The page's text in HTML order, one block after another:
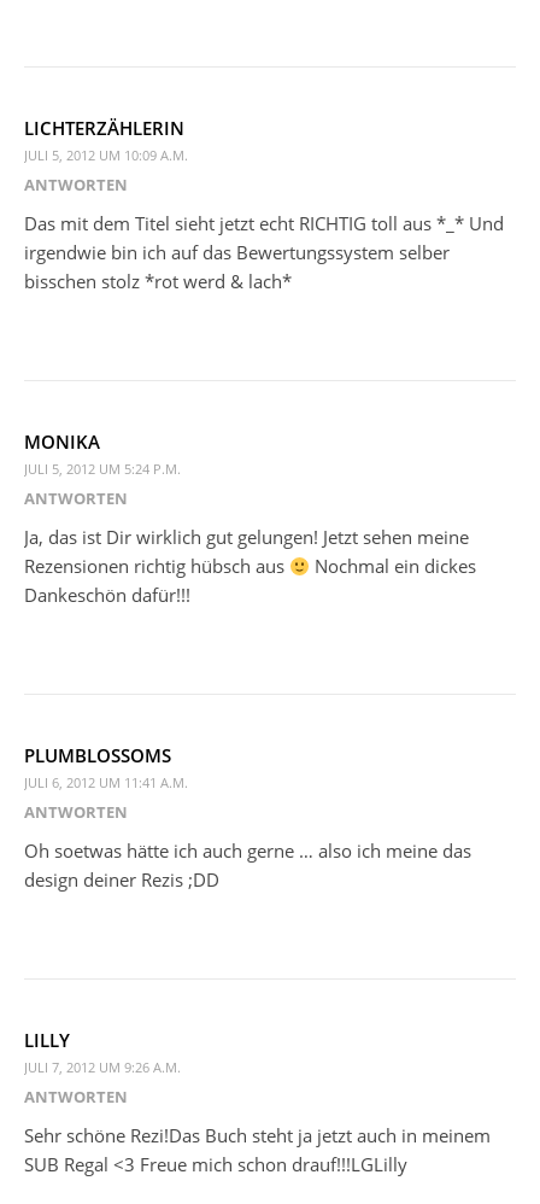
LICHTERZÄHLERIN
JULI 5, 2012 UM 10:09 A.M.
ANTWORTEN
Das mit dem Titel sieht jetzt echt RICHTIG toll aus *_* Und
irgendwie bin ich auf das Bewertungssystem selber
bisschen stolz *rot werd & lach*
MONIKA
JULI 5, 2012 UM 5:24 P.M.
ANTWORTEN
Ja, das ist Dir wirklich gut gelungen! Jetzt sehen meine
Rezensionen richtig hübsch aus
Nochmal ein dickes
Dankeschön dafür!!!
PLUMBLOSSOMS
JULI 6, 2012 UM 11:41 A.M.
ANTWORTEN
Oh soetwas hätte ich auch gerne … also ich meine das
design deiner Rezis ;DD
LILLY
JULI 7, 2012 UM 9:26 A.M.
ANTWORTEN
Sehr schöne Rezi!Das Buch steht ja jetzt auch in meinem
SUB Regal <3 Freue mich schon drauf!!!LGLilly